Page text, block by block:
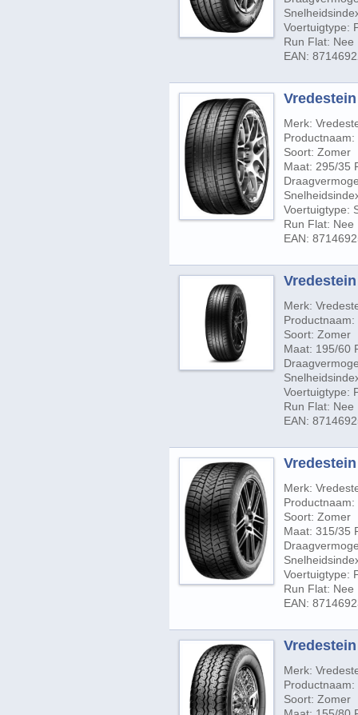
Voertuigtype:
Run Flat: Nee
EAN:
Merk:
Soort: Zomer
Maat: 295/35
Voertuigtype:
Run Flat: Nee
EAN:
Merk:
Productnaam:
Soort: Zomer
Maat: 195/60
Voertuigtype:
Run Flat: Nee
EAN:
Merk:
Soort: Zomer
Maat: 315/35
Voertuigtype:
Run Flat: Nee
EAN:
Merk:
Soort: Zomer